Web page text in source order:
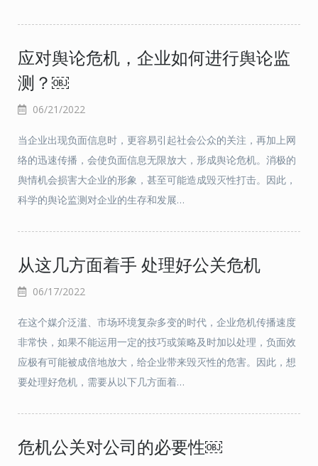
应对舆论危机，企业如何进行舆论监
测？￼
06/21/2022
当企业出现负面信息时，更容易引起社会公众的关注，再加上网
络的迅速传播，会使负面信息无限放大，形成舆论危机。消极的
舆情机会损害大企业的形象，甚至可能造成毁灭性打击。因此，
科学的舆论监测对企业的生存和发展…
从这几方面着手 处理好公关危机
06/17/2022
在这个媒介泛滥、市场环境复杂多变的时代，企业危机传播速度
非常快，如果不能运用一定的技巧或策略及时加以处理，负面效
应极有可能被成倍地放大，给企业带来毁灭性的危害。因此，想
要处理好危机，需要从以下几方面着…
危机公关对公司的必要性￼